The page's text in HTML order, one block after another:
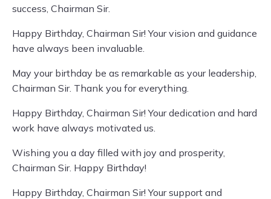
success, Chairman Sir.
Happy Birthday, Chairman Sir! Your vision and guidance
have always been invaluable.
May your birthday be as remarkable as your leadership,
Chairman Sir. Thank you for everything.
Happy Birthday, Chairman Sir! Your dedication and hard
work have always motivated us.
Wishing you a day filled with joy and prosperity,
Chairman Sir. Happy Birthday!
Happy Birthday, Chairman Sir! Your support and